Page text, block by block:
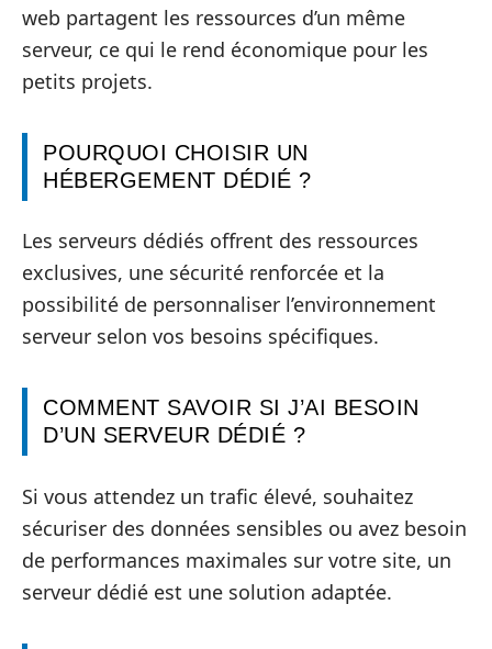
web partagent les ressources d’un même
serveur, ce qui le rend économique pour les
petits projets.
POURQUOI CHOISIR UN
HÉBERGEMENT DÉDIÉ ?
Les serveurs dédiés offrent des ressources
exclusives, une sécurité renforcée et la
possibilité de personnaliser l’environnement
serveur selon vos besoins spécifiques.
COMMENT SAVOIR SI J’AI BESOIN
D’UN SERVEUR DÉDIÉ ?
Si vous attendez un trafic élevé, souhaitez
sécuriser des données sensibles ou avez besoin
de performances maximales sur votre site, un
serveur dédié est une solution adaptée.